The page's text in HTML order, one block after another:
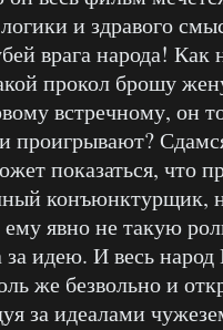
и здравого
врага народа! Как
прокол брошу
встречному, он
проигрывают?
показаться, что
конъюнктурщик,
явно не такую
за идею. И весь
же безвольно и
за идеалами